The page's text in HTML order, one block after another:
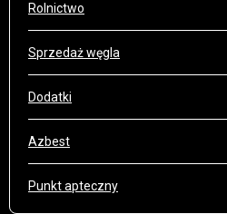
Rolnictwo
Sprzedaż węgla
Dodatki
Azbest
Punkt apteczny